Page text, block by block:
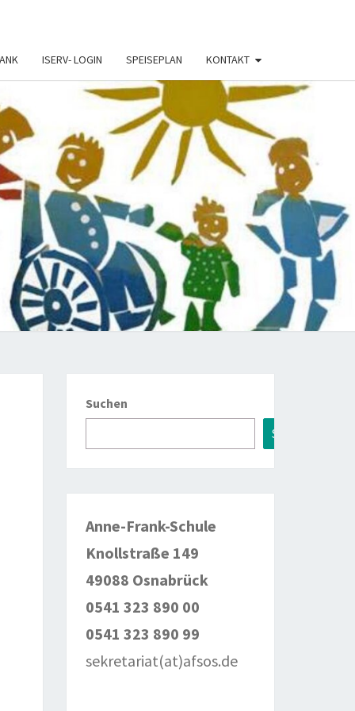
ISERV- LOGIN SPEISEPLAN KONTAKT
Suchen
Suchen
Anne-Frank-Schule
Knollstraße 149
49088 Osnabrück
0541 323 890 00
0541 323 890 99
sekretariat(at)afsos.de